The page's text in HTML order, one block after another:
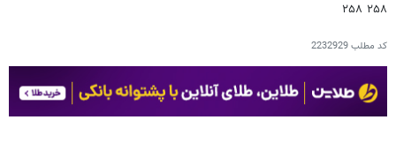
۲۵۸ ۲۵۸
کد مطلب2232929